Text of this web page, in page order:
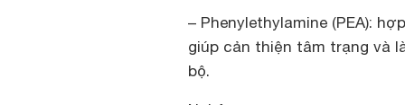
– Phenylethylamine (PEA):
giúp cản thiện tâm trạng và
bộ.